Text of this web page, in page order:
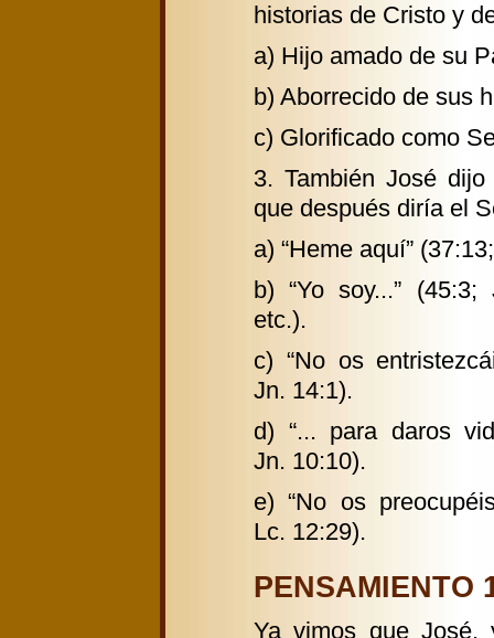
historias de Cristo y
a) Hijo amado de su
b) Aborrecido de sus
c) Glorificado como
3. También José
que después diría el
a) “Heme aquí”
b) “Yo soy...” (45:3;
etc.).
c) “No os
Jn. 14:1).
d) “... para daros
Jn. 10:10).
e) “No os
Lc. 12:29).
PENSAMIENTO
Ya vimos que José,